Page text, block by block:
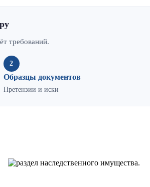
требований.
2
Образцы документов
Претензии и иски